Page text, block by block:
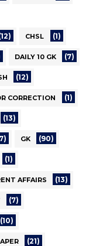
CHSL (1)
DAILY 10 GK (7)
(12)
CORRECTION (1)
(13)
GK (90)
(1)
AFFAIRS (13)
(7)
(10)
(21)